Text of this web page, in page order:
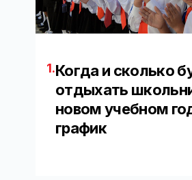
1.Когда и сколько
отдыхать
новом учебном
график